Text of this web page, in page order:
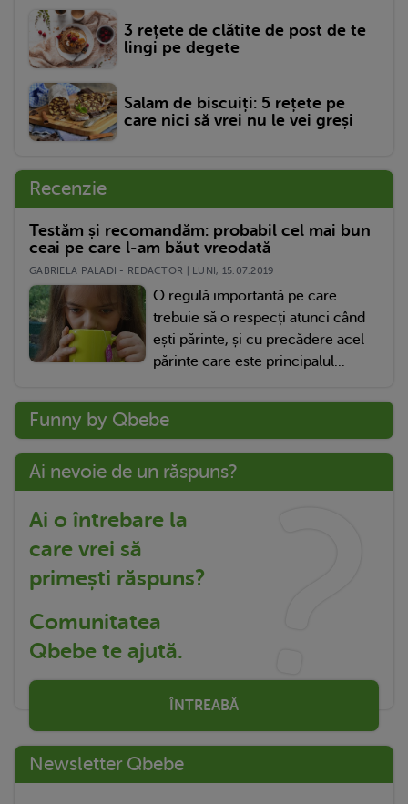
3 rețete de clătite de post de te
lingi pe degete
Salam de biscuiți: 5 rețete pe
care nici să vrei nu le vei greși
Recenzie
Testăm și recomandăm: probabil cel mai bun
ceai pe care l-am băut vreodată
GABRIELA PALADI - REDACTOR | LUNI, 15.07.2019
O regulă importantă pe care
trebuie să o respecți atunci când
ești părinte, și cu precădere acel
părinte care este principalul...
Funny by Qbebe
Ai nevoie de un răspuns?
Ai o întrebare la
care vrei să
primești răspuns?
Comunitatea
Qbebe te ajută.
ÎNTREABĂ
Newsletter Qbebe